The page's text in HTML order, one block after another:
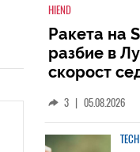
HIEND
Ракета на
разбие в
голяма от
05.08.2026